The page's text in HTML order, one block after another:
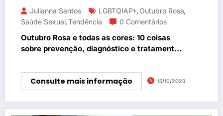
Julianna Santos LGBTQIAP+, Outubro Rosa,
Saúde Sexual,Tendência 0 Comentários
Outubro Rosa e todas as cores: 10 coisas
sobre prevenção, diagnóstico e tratamento
de câncer de mama na população
LGBTQIAPN+
Consulte mais informação 15/10/2023